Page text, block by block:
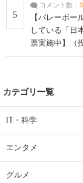
5
コメント数： 3
【バレーボ
している「日
票実施中】（
カテゴリ一覧
IT・科学
エンタメ
グルメ